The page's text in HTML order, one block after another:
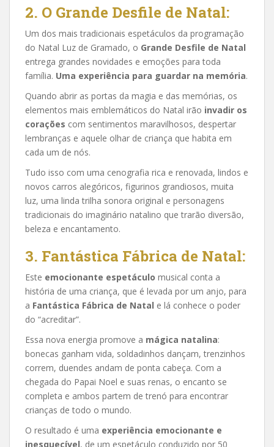
2. O Grande Desfile de Natal:
Um dos mais tradicionais espetáculos da programação
do Natal Luz de Gramado, o Grande Desfile de Natal
entrega grandes novidades e emoções para toda
família. Uma experiência para guardar na memória.
Quando abrir as portas da magia e das memórias, os
elementos mais emblemáticos do Natal irão invadir os
corações com sentimentos maravilhosos, despertar
lembranças e aquele olhar de criança que habita em
cada um de nós.
Tudo isso com uma cenografia rica e renovada, lindos e
novos carros alegóricos, figurinos grandiosos, muita
luz, uma linda trilha sonora original e personagens
tradicionais do imaginário natalino que trarão diversão,
beleza e encantamento.
3. Fantástica Fábrica de Natal:
Este emocionante espetáculo musical conta a
história de uma criança, que é levada por um anjo, para
a Fantástica Fábrica de Natal e lá conhece o poder
do “acreditar”.
Essa nova energia promove a mágica natalina:
bonecas ganham vida, soldadinhos dançam, trenzinhos
correm, duendes andam de ponta cabeça. Com a
chegada do Papai Noel e suas renas, o encanto se
completa e ambos partem de trenó para encontrar
crianças de todo o mundo.
O resultado é uma experiência emocionante e
inesquecível, de um espetáculo conduzido por 50